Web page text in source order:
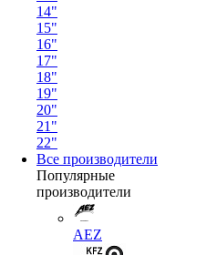
14"
15"
16"
17"
18"
19"
20"
21"
22"
Все производители
Популярные
производители
AEZ